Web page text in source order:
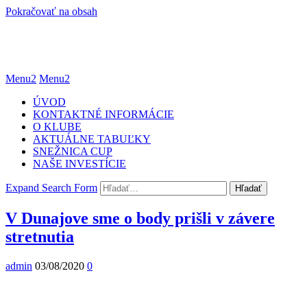
Pokračovať na obsah
Menu2 Menu2
ÚVOD
KONTAKTNÉ INFORMÁCIE
O KLUBE
AKTUÁLNE TABUĽKY
SNEŽNICA CUP
NAŠE INVESTÍCIE
Expand Search Form Hľadať
V Dunajove sme o body prišli v závere
stretnutia
admin 03/08/2020 0